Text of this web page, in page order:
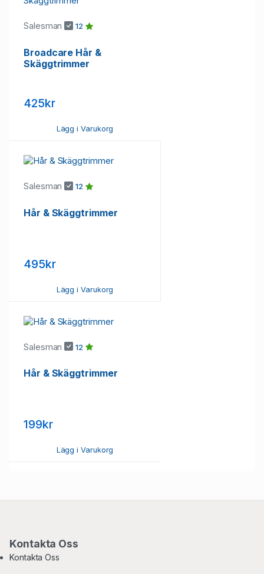
Salesman 12
Broadcare Hår &
Skäggtrimmer
425kr
Lägg i Varukorg
Salesman 12
Hår & Skäggtrimmer
495kr
Lägg i Varukorg
Salesman 12
Hår & Skäggtrimmer
199kr
Lägg i Varukorg
Kontakta Oss
Kontakta Oss